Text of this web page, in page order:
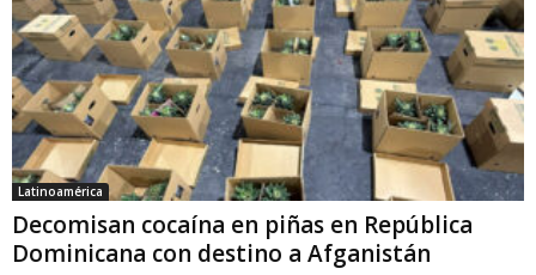
Latinoamérica
Decomisan cocaína en piñas en República
Dominicana con destino a Afganistán